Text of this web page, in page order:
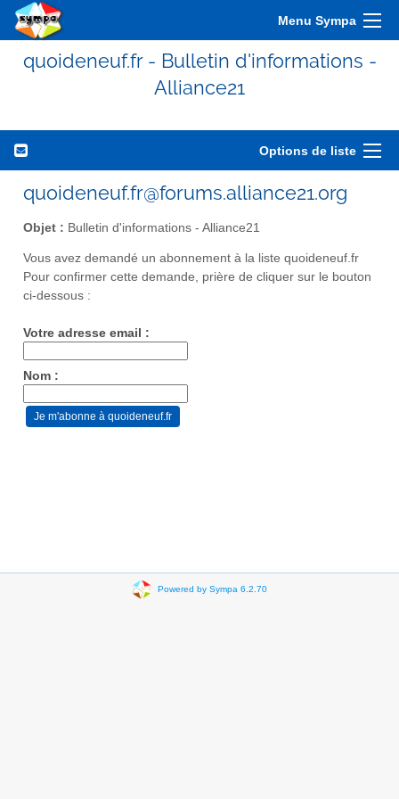
Menu Sympa
quoideneuf.fr - Bulletin d'informations -
Alliance21
Options de liste
quoideneuf.fr@forums.alliance21.org
Objet : Bulletin d'informations - Alliance21
Vous avez demandé un abonnement à la liste quoideneuf.fr
Pour confirmer cette demande, prière de cliquer sur le bouton
ci-dessous :
Votre adresse email :
Nom :
Powered by Sympa 6.2.70